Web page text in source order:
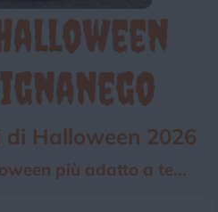
e Cookie Login
di Halloween 2026
più adatto a te...